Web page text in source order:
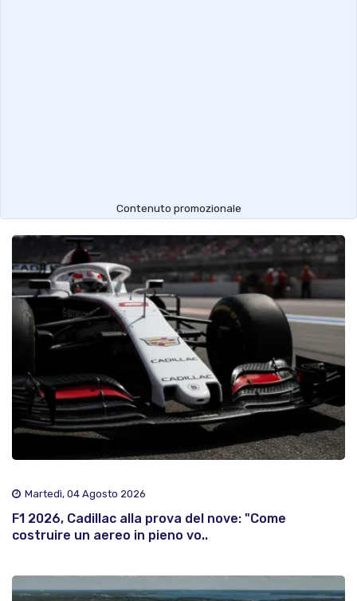
Contenuto promozionale
Martedì, 04 Agosto 2026
F1 2026, Cadillac alla prova del nove: "Come
costruire un aereo in pieno vo..